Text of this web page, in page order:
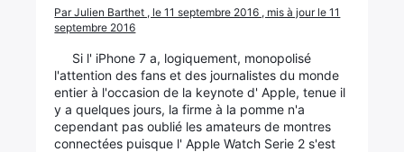
Par Julien Barthet , le 11 septembre 2016 , mis à jour le 11
septembre 2016
Si l' iPhone 7 a, logiquement, monopolisé
l'attention des fans et des journalistes du monde
entier à l'occasion de la keynote d' Apple, tenue il
y a quelques jours, la firme à la pomme n'a
cependant pas oublié les amateurs de montres
connectées puisque l' Apple Watch Serie 2 s'est